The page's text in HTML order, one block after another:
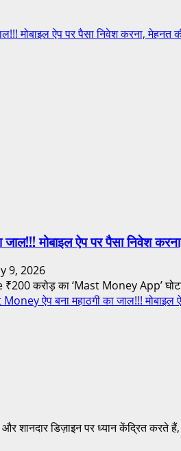
मोबाइल ऐप पर पैसा निवेश करना, मेहनत
जाल!!! मोबाइल ऐप पर पैसा निवेश
9, 2026
करोड़ का ‘Mast Money App’
ऐप बना महाठगी का जाल!!! मोबाइल
शानदार डिज़ाइन पर ध्यान केंद्रित करते